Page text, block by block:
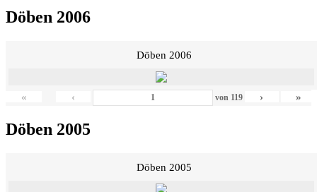
Döben 2006
Döben 2006
« ‹ von 119 › »
Döben 2005
Döben 2005